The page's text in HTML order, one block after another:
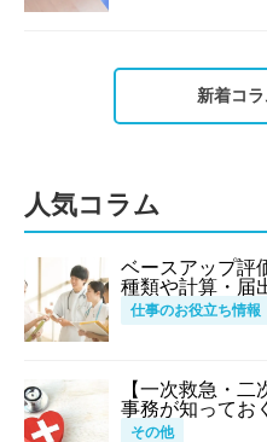
新着コ
人気コラム
ベースアップ評
種類や計算・届
仕事のお役立ち情報
【一次救急・
事務が知ってお
その他